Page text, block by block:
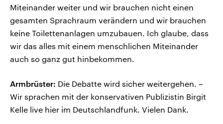
Miteinander weiter und wir brauchen nicht einen
gesamten Sprachraum verändern und wir brauchen
keine Toilettenanlagen umzubauen. Ich glaube, dass
wir das alles mit einem menschlichen Miteinander
auch so ganz gut hinbekommen.
Armbrüster: Die Debatte wird sicher weitergehen. –
Wir sprachen mit der konservativen Publizistin Birgit
Kelle live hier im Deutschlandfunk. Vielen Dank.